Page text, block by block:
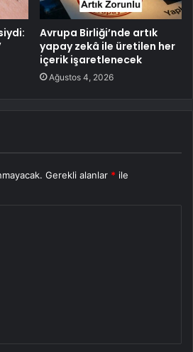
Avrupa Birliği’nde artık
yapay zekâ ile üretilen her
içerik işaretlenecek
Ağustos 4, 2026
Gerekli alanlar * ile